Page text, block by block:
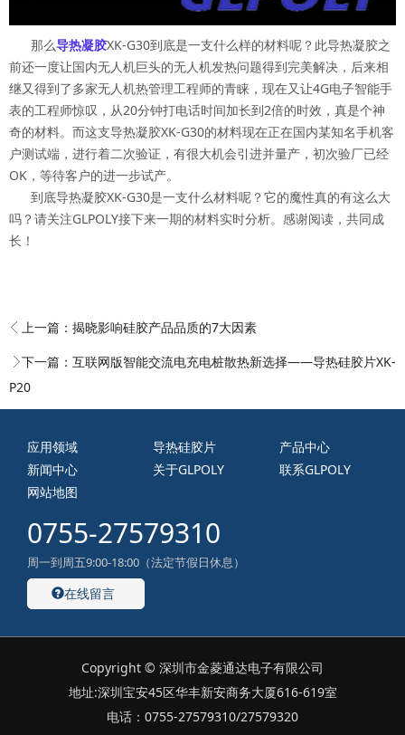
那么导热凝胶XK-G30到底是一支什么样的材料呢？此导热凝胶之
前还一度让国内无人机巨头的无人机发热问题得到完美解决，后来相
继又得到了多家无人机热管理工程师的青睐，现在又让4G电子智能手
表的工程师惊叹，从20分钟打电话时间加长到2倍的时效，真是个神
奇的材料。而这支导热凝胶XK-G30的材料现在正在国内某知名手机客
户测试端，进行着二次验证，有很大机会引进并量产，初次验厂已经
OK，等待客户的进一步试产。
到底导热凝胶XK-G30是一支什么材料呢？它的魔性真的有这么大
吗？请关注GLPOLY接下来一期的材料实时分析。感谢阅读，共同成
长！
上一篇： 揭晓影响硅胶产品品质的7大因素
下一篇： 互联网版智能交流电充电桩散热新选择——导热硅胶片XK-
P20
应用领域 导热硅胶片
产品中心
新闻中心
关于GLPOLY
联系GLPOLY
网站地图
0755-27579310
周一到周五9:00-18:00（法定节假日休息）
在线留言
Copyright © 深圳市金菱通达电子有限公司
地址:深圳宝安45区华丰新安商务大厦616-619室
电话：0755-27579310/27579320